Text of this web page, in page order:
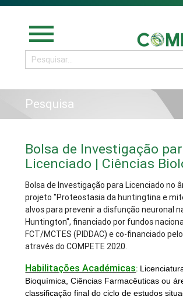
menu
Pesquisa
Bolsa de Investigação
Licenciado | Ciências
Bolsa de Investigação para Licenciado no
projeto "Proteostasia da huntingtina e
alvos para prevenir a disfunção neuronal
Huntington", financiado por fundos
FCT/MCTES (PIDDAC) e co-financiado pelo
através do COMPETE 2020.
Habilitações Académicas:
Bioquímica, Ciências Farmacêuticas ou
classificação final do ciclo de estudos